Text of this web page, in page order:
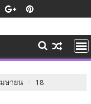
มษายน 18